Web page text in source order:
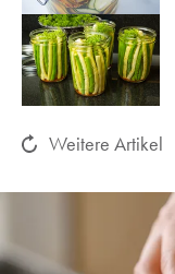
Weitere Artikel